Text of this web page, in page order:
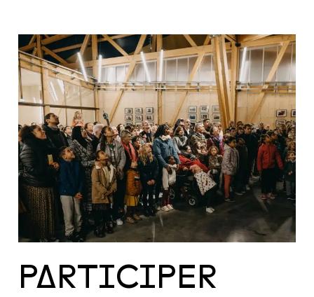
PARTICIPER